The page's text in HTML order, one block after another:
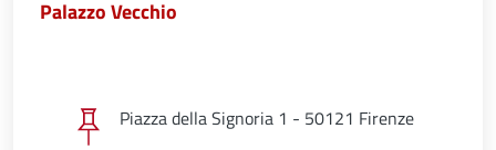
Palazzo Vecchio
Piazza della Signoria 1 - 50121 Firenze